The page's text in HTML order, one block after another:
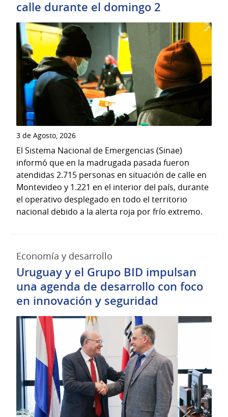
calle durante el domingo 2
3 de Agosto, 2026
El Sistema Nacional de Emergencias (Sinae)
informó que en la madrugada pasada fueron
atendidas 2.715 personas en situación de calle en
Montevideo y 1.221 en el interior del país, durante
el operativo desplegado en todo el territorio
nacional debido a la alerta roja por frío extremo.
Economía y desarrollo
Uruguay y el Grupo BID impulsan
una agenda de desarrollo con foco
en innovación y seguridad